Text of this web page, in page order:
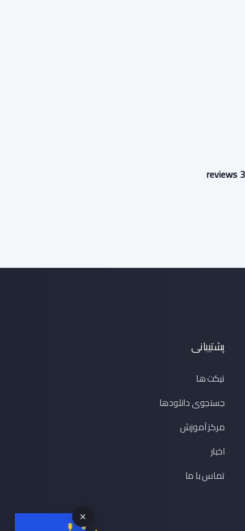
پشتیبانی
تیکت ها
جستجوی دانلودها
مرکز آموزش
اخبار
تماس با ما